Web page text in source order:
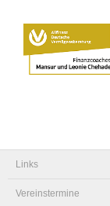
Links
Vereinstermine